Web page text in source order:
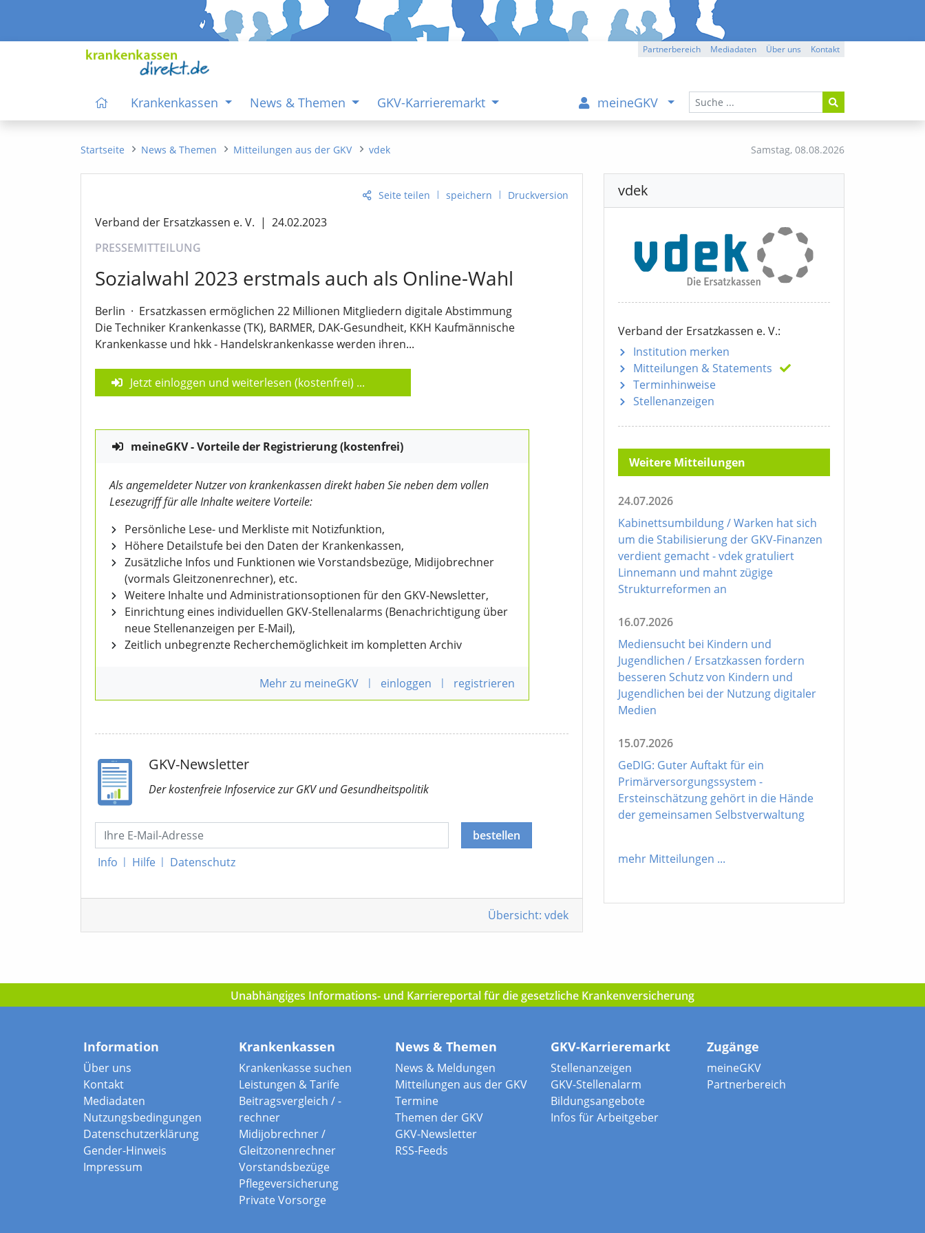
Partnerbereich Mediadaten Über uns Kontakt
Krankenkassen News & Themen GKV-Karrieremarkt meineGKV
Samstag, 08.08.2026
Startseite News & Themen Mitteilungen aus der GKV vdek
Seite teilen | speichern | Druckversion
Verband der Ersatzkassen e. V. | 24.02.2023
PRESSEMITTEILUNG
Sozialwahl 2023 erstmals auch als Online-Wahl
Berlin · Ersatzkassen ermöglichen 22 Millionen Mitgliedern digitale Abstimmung
Die Techniker Krankenkasse (TK), BARMER, DAK-Gesundheit, KKH Kaufmännische
Krankenkasse und hkk - Handelskrankenkasse werden ihren...
Jetzt einloggen und weiterlesen (kostenfrei) ...
meineGKV - Vorteile der Registrierung (kostenfrei)
Als angemeldeter Nutzer von krankenkassen direkt haben Sie neben dem vollen
Lesezugriff für alle Inhalte weitere Vorteile:
Persönliche Lese- und Merkliste mit Notizfunktion,
Höhere Detailstufe bei den Daten der Krankenkassen,
Zusätzliche Infos und Funktionen wie Vorstandsbezüge, Midijobrechner
(vormals Gleitzonenrechner), etc.
Weitere Inhalte und Administrationsoptionen für den GKV-Newsletter,
Einrichtung eines individuellen GKV-Stellenalarms (Benachrichtigung über
neue Stellenanzeigen per E-Mail),
Zeitlich unbegrenzte Recherchemöglichkeit im kompletten Archiv
Mehr zu meineGKV | einloggen | registrieren
GKV-Newsletter
Der kostenfreie Infoservicezur GKVund Gesundheitspolitik
Info | Hilfe | Datenschutz
bestellen
Übersicht: vdek
vdek
Verband der Ersatzkassen e. V.:
Institution merken
Mitteilungen & Statements
Terminhinweise
Stellenanzeigen
Weitere Mitteilungen
24.07.2026
Kabinettsumbildung / Warken hat sich
um die Stabilisierung der GKV-Finanzen
verdient gemacht - vdek gratuliert
Linnemann und mahnt zügige
Strukturreformen an
16.07.2026
Mediensucht bei Kindern und
Jugendlichen / Ersatzkassen fordern
besseren Schutz von Kindern und
Jugendlichen bei der Nutzung digitaler
Medien
15.07.2026
GeDIG: Guter Auftakt für ein
Primärversorgungssystem -
Ersteinschätzung gehört in die Hände
der gemeinsamen Selbstverwaltung
mehr Mitteilungen ...
Unabhängiges Informations- und Karriereportal für die gesetzliche Krankenversicherung
Information
Über uns
Kontakt
Mediadaten
Nutzungsbedingungen
Datenschutzerklärung
Gender-Hinweis
Impressum
Krankenkassen
Krankenkasse suchen
Leistungen & Tarife
Beitragsvergleich / -
rechner
Midijobrechner /
Gleitzonenrechner
Vorstandsbezüge
Pflegeversicherung
Private Vorsorge
News & Themen
News & Meldungen
Mitteilungen aus der GKV
Termine
Themen der GKV
GKV-Newsletter
RSS-Feeds
GKV-Karrieremarkt
Stellenanzeigen
GKV-Stellenalarm
Bildungsangebote
Infos für Arbeitgeber
Zugänge
meineGKV
Partnerbereich